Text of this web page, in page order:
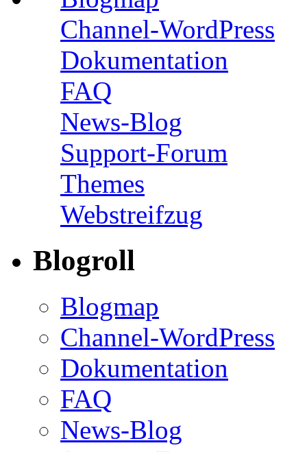
Channel-WordPress
Dokumentation
FAQ
News-Blog
Support-Forum
Themes
Webstreifzug
Blogroll
Blogmap
Channel-WordPress
Dokumentation
FAQ
News-Blog